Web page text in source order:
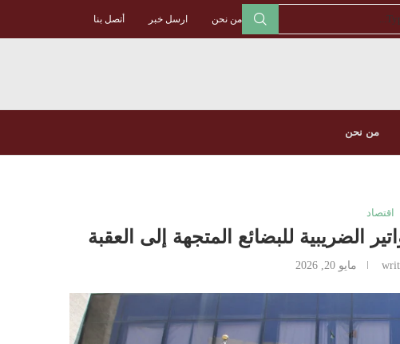
من نحن ارسل خبر أتصل بنا
من نحن
اقتصاد
الضريبية للبضائع المتجهة إلى العقبة
مايو 20, 2026